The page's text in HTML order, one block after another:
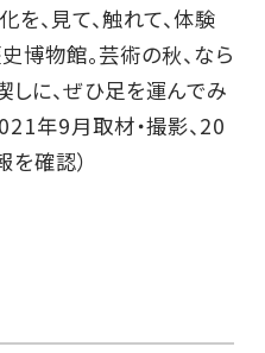
、見て、触れて、体験
博物館。芸術の秋、なら
に、ぜひ足を運んでみ
年9月取材・撮影、20
確認）